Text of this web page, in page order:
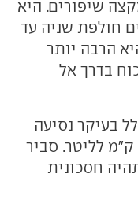
שיפורים. היא
חולפת שניה עד
הרבה יותר
בדרך אל
בעיקר נסיעה
בין עירונית ארוכה, עמדה על 9.4 ק"מ לליטר. סביר
חסכונית